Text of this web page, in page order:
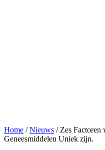
Home /Nieuws / Zes Factoren
Geneesmiddelen Uniek zijn.